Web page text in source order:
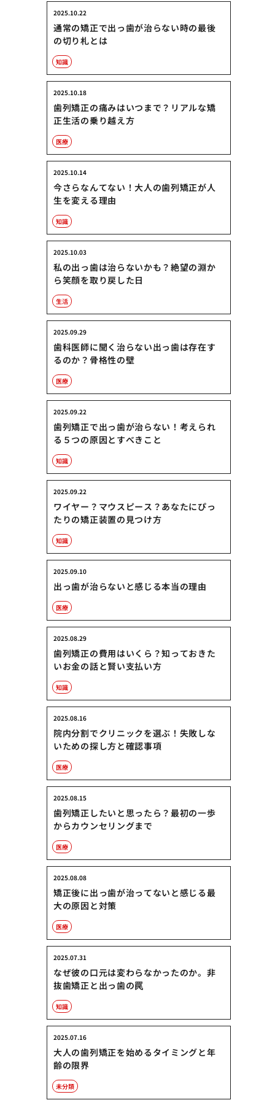
通常の矯正で出っ歯が治らない時の最後
の切り札とは
2025.10.22
知識
歯列矯正の痛みはいつまで？リアルな矯
正生活の乗り越え方
2025.10.18
医療
今さらなんてない！大人の歯列矯正が人
生を変える理由
2025.10.14
知識
私の出っ歯は治らないかも？絶望の淵か
ら笑顔を取り戻した日
2025.10.03
生活
歯科医師に聞く治らない出っ歯は存在す
るのか？骨格性の壁
2025.09.29
医療
歯列矯正で出っ歯が治らない！考えられ
る５つの原因とすべきこと
2025.09.22
知識
ワイヤー？マウスピース？あなたにぴっ
たりの矯正装置の見つけ方
2025.09.22
知識
出っ歯が治らないと感じる本当の理由
2025.09.10
医療
歯列矯正の費用はいくら？知っておきた
いお金の話と賢い支払い方
2025.08.29
知識
院内分割でクリニックを選ぶ！失敗しな
いための探し方と確認事項
2025.08.16
医療
歯列矯正したいと思ったら？最初の一歩
からカウンセリングまで
2025.08.15
医療
矯正後に出っ歯が治ってないと感じる最
大の原因と対策
2025.08.08
医療
なぜ彼の口元は変わらなかったのか。非
抜歯矯正と出っ歯の罠
2025.07.31
知識
大人の歯列矯正を始めるタイミングと年
齢の限界
2025.07.16
未分類